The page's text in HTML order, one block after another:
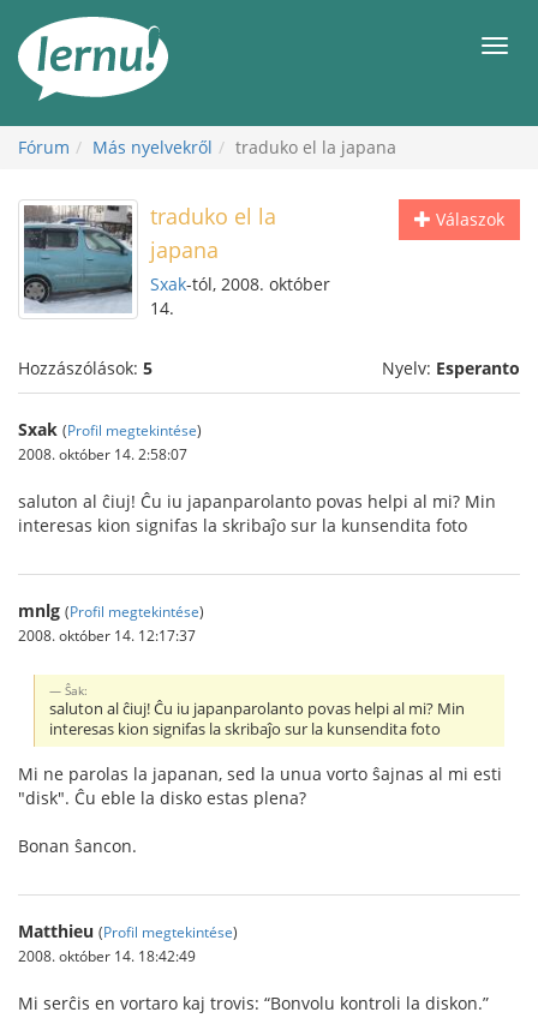
Fórum Más nyelvekről traduko el la japana
Válaszok
traduko el la
japana
Sxak-tól, 2008. október
14.
Hozzászólások: 5 Nyelv: Esperanto
Sxak (Profil megtekintése)
2008. október 14. 2:58:07
saluton al ĉiuj! Ĉu iu japanparolanto povas helpi al mi? Min
interesas kion signifas la skribaĵo sur la kunsendita foto
mnlg (Profil megtekintése)
2008. október 14. 12:17:37
Ŝak:
saluton al ĉiuj! Ĉu iu japanparolanto povas helpi al mi? Min
interesas kion signifas la skribaĵo sur la kunsendita foto
Mi ne parolas la japanan, sed la unua vorto ŝajnas al mi esti
"disk". Ĉu eble la disko estas plena?
Bonan ŝancon.
Matthieu (Profil megtekintése)
2008. október 14. 18:42:49
Mi serĉis en vortaro kaj trovis: “Bonvolu kontroli la diskon.”